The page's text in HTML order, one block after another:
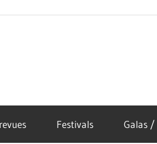
Festivals Galas /